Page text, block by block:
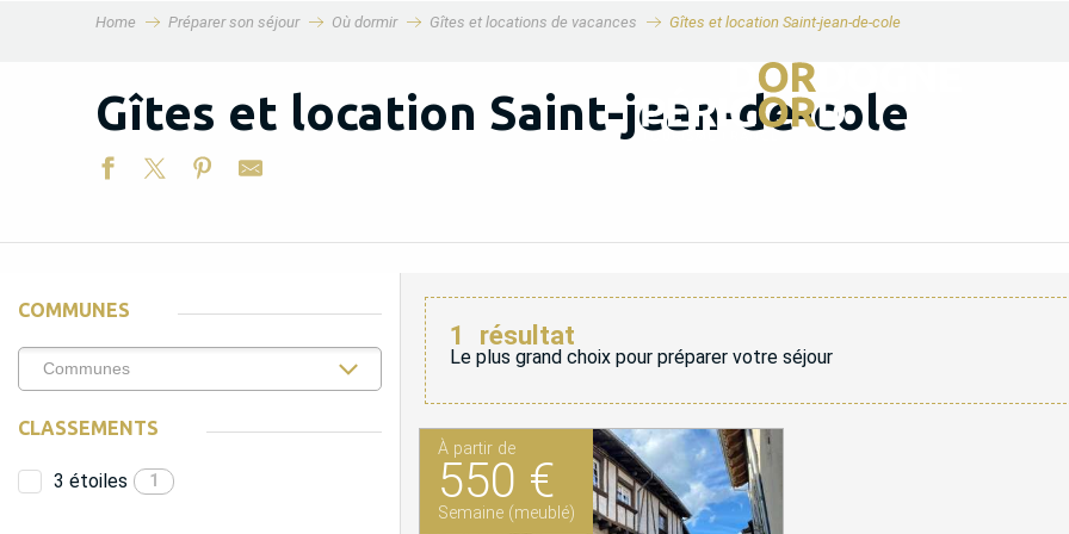
Home Préparer son séjour Où dormir Gîtes et locations de vacances Gîtes et location Saint-jean-de-cole
Gîtes et location Saint-jean-de-cole
COMMUNES
CLASSEMENTS
3 étoiles 1
1 résultat
Le plus grand choix pour préparer votre séjour
À partir de
550 €
Semaine (meublé)